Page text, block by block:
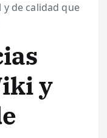
de calidad que
y